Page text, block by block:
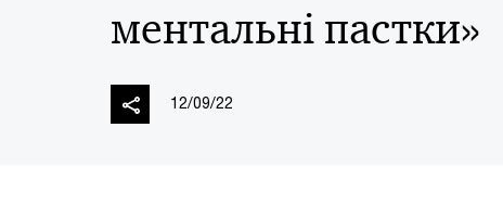
ментальні пастки»
12/09/22